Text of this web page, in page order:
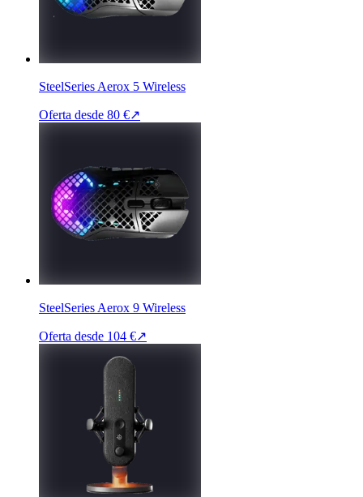
SteelSeries Aerox 5 Wireless
Oferta desde 80 €↗
SteelSeries Aerox 9 Wireless
Oferta desde 104 €↗